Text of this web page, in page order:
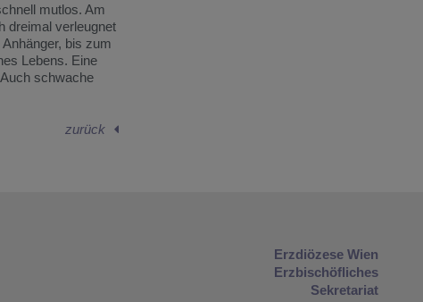
mutlos. Am
dreimal verleugnet
bis zum
Lebens. Eine
schwache
zurück
Erzdiözese Wien
Erzbischöfliches
Sekretariat